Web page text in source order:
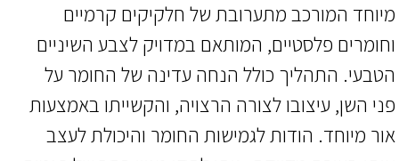
מיוחד המורכב מתערובת של חלקיקים קרמיים
וחומרים פלסטיים, המותאם במדויק לצבע השיניים
הטבעי. התהליך כולל הנחה עדינה של החומר על
פני השן, עיצובו לצורה הרצויה, והקשייתו באמצעות
אור מיוחד. הודות לגמישות החומר והיכולת לעצב